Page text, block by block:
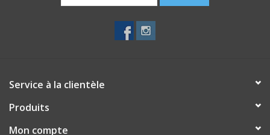
Service à la clientèle
Produits
Mon compte